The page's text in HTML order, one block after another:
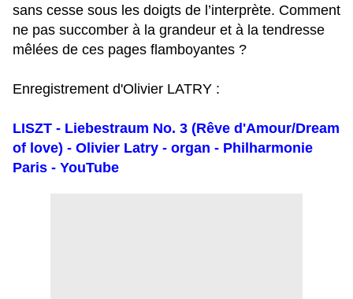
sans cesse sous les doigts de l’interprète. Comment
ne pas succomber à la grandeur et à la tendresse
mêlées de ces pages flamboyantes ?
Enregistrement d'Olivier LATRY :
LISZT - Liebestraum No. 3 (Rêve d'Amour/Dream
of love) - Olivier Latry - organ - Philharmonie
Paris - YouTube